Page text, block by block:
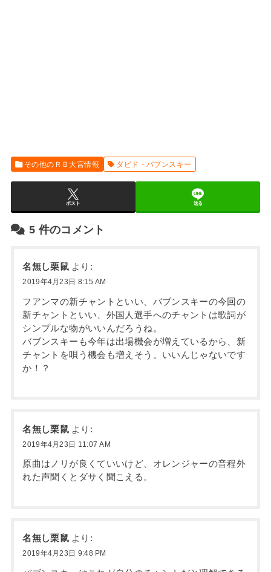
その他のＲＢ大宮情報 ダビド・バブンスキー
ポスト 送る
5 件のコメント
名無し栗鼠 より:
2019年4月23日 8:15 AM
フアンマの新チャントといい、バブンスキーの今回の
新チャントといい、外国人選手へのチャントは歌詞が
シンプルな物がいいんだろうね。
バブンスキーも今年は出場機会が増えているから、新
チャントを唄う機会も増えそう。いいんじゃないです
か！？
名無し栗鼠 より:
2019年4月23日 11:07 AM
原曲はノリが良くていいけど、オレンジャーの音程外
れた声聞くとダサく聞こえる。
名無し栗鼠 より:
2019年4月23日 9:48 PM